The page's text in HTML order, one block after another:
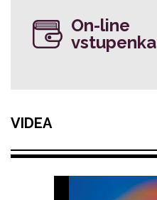
On-line
vstupenka
VIDEA